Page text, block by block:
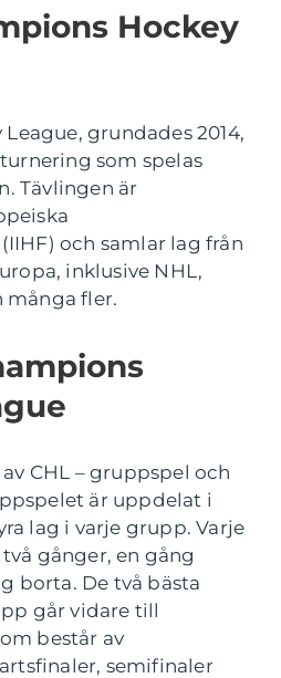
Hockey
grundades 2014,
som spelas
Tävlingen är
och samlar lag från
inklusive NHL,
många fler.
CHL – gruppspel och
är uppdelat i
lag i varje grupp. Varje
gånger, en gång
borta. De två bästa
går vidare till
består av
semifinaler